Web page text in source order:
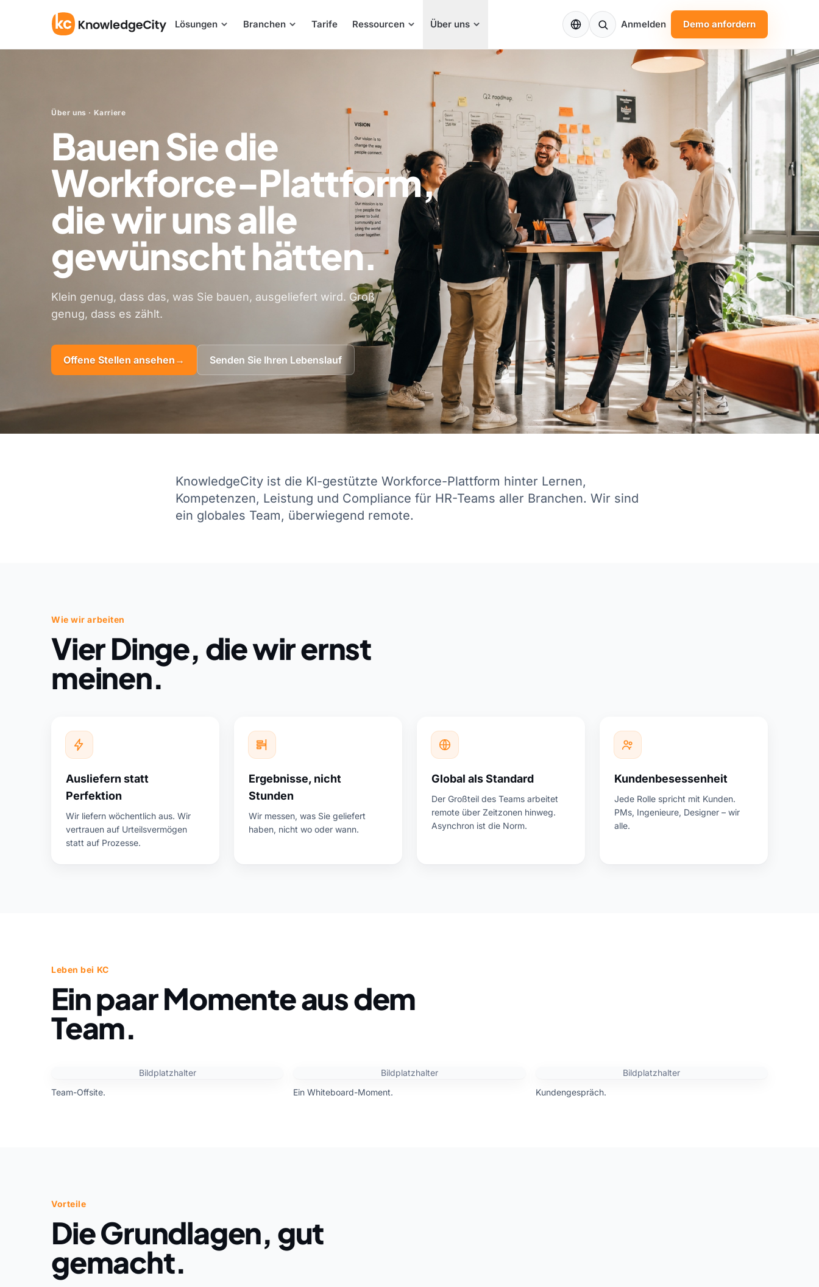
Lösungen Branchen Tarife Ressourcen Über uns DE Anmelden Demo anfordern
Über uns · Karriere
Bauen Sie die
Workforce-Plattform,
die wir uns alle
gewünscht hätten.
Klein genug, dass das, was Sie bauen, ausgeliefert wird. Groß
genug, dass es zählt.
Offene Stellen ansehen → Senden Sie Ihren Lebenslauf
KnowledgeCity ist die KI-gestützte Workforce-Plattform hinter Lernen,
Kompetenzen, Leistung und Compliance für HR-Teams aller Branchen. Wir sind
ein globales Team, überwiegend remote.
Wie wir arbeiten
Vier Dinge, die wir ernst
meinen.
Ausliefern statt
Perfektion
Wir liefern wöchentlich aus. Wir
vertrauen auf Urteilsvermögen
statt auf Prozesse.
Ergebnisse, nicht
Stunden
Wir messen, was Sie geliefert
haben, nicht wo oder wann.
Global als Standard
Der Großteil des Teams arbeitet
remote über Zeitzonen hinweg.
Asynchron ist die Norm.
Kundenbesessenheit
Jede Rolle spricht mit Kunden.
PMs, Ingenieure, Designer – wir
alle.
Leben bei KC
Ein paar Momente aus dem
Team.
Bildplatzhalter
Team-Offsite.
Bildplatzhalter
Ein Whiteboard-Moment.
Bildplatzhalter
Kundengespräch.
Vorteile
Die Grundlagen, gut
gemacht.